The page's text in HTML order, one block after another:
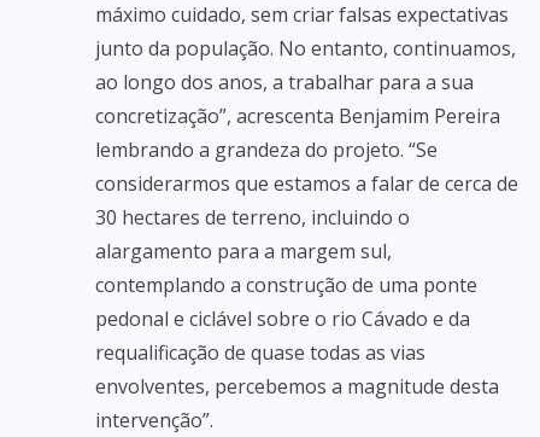
máximo cuidado, sem criar falsas expectativas
junto da população. No entanto, continuamos,
ao longo dos anos, a trabalhar para a sua
concretização”, acrescenta Benjamim Pereira
lembrando a grandeza do projeto. “Se
considerarmos que estamos a falar de cerca de
30 hectares de terreno, incluindo o
alargamento para a margem sul,
contemplando a construção de uma ponte
pedonal e ciclável sobre o rio Cávado e da
requalificação de quase todas as vias
envolventes, percebemos a magnitude desta
intervenção”.